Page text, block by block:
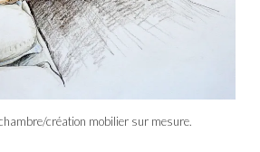
création mobilier sur mesure.